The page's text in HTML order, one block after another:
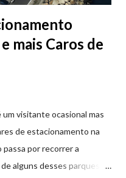
mais Caros de
visitante ocasional mas
de estacionamento na
passa por recorrer a
alguns desses parques de